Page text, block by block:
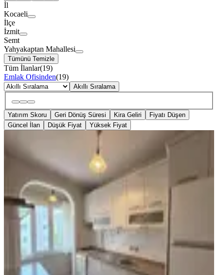
İl
Kocaeli
İlçe
İzmit
Semt
Yahyakaptan Mahallesi
Tümünü Temizle
Tüm İlanlar(19)
Emlak Ofisinden(19)
Akıllı Sıralama
Yatırım Skoru Geri Dönüş Süresi Kira Geliri
Fiyatı Düşen
Güncel İlan
Düşük Fiyat Yüksek Fiyat
İzmit Yahya Kaptan Ssk Binasıyanı
3+1 120m2 Arakat Satılık Daire
İzmit, Yahyakaptan Mahallesi
3+1
120 m²· ·08.08.2026
5.700.000 ₺
LOTUS GAYRİMENKULİLKNUR BAYSAL
Ara